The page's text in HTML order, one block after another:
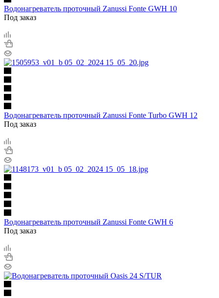
Водонагреватель проточный Zanussi Fonte GWH 10
Под заказ
Водонагреватель проточный Zanussi Fonte Turbo GWH 12
Под заказ
Водонагреватель проточный Zanussi Fonte GWH 6
Под заказ